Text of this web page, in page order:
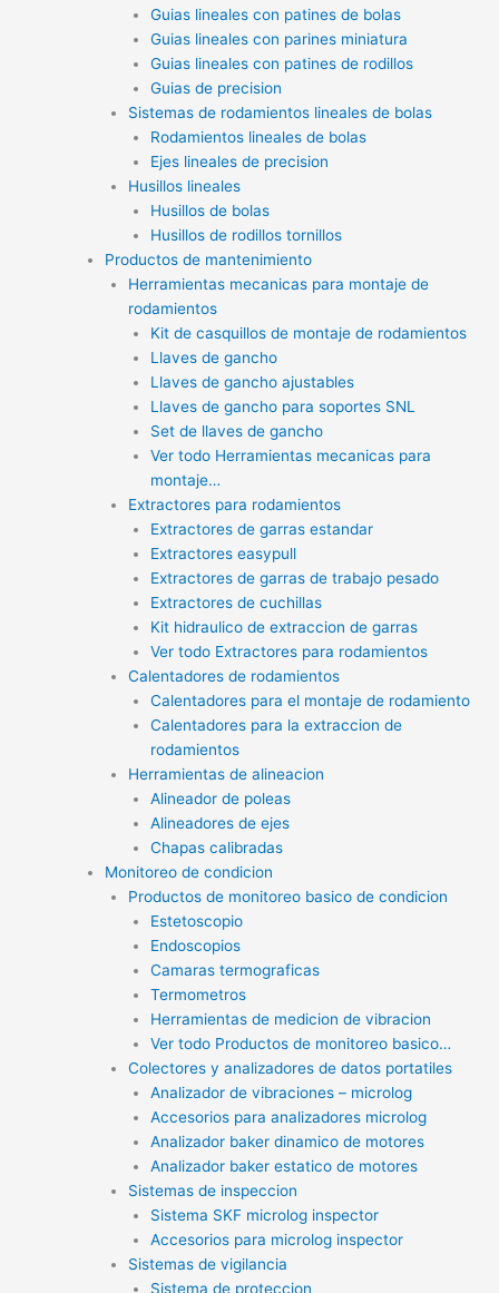
Guias lineales con patines de bolas
Guias lineales con parines miniatura
Guias lineales con patines de rodillos
Guias de precision
Sistemas de rodamientos lineales de bolas
Rodamientos lineales de bolas
Ejes lineales de precision
Husillos lineales
Husillos de bolas
Husillos de rodillos tornillos
Productos de mantenimiento
Herramientas mecanicas para montaje de
rodamientos
Kit de casquillos de montaje de rodamientos
Llaves de gancho
Llaves de gancho ajustables
Llaves de gancho para soportes SNL
Set de llaves de gancho
Ver todo Herramientas mecanicas para
montaje…
Extractores para rodamientos
Extractores de garras estandar
Extractores easypull
Extractores de garras de trabajo pesado
Extractores de cuchillas
Kit hidraulico de extraccion de garras
Ver todo Extractores para rodamientos
Calentadores de rodamientos
Calentadores para el montaje de rodamiento
Calentadores para la extraccion de
rodamientos
Herramientas de alineacion
Alineador de poleas
Alineadores de ejes
Chapas calibradas
Monitoreo de condicion
Productos de monitoreo basico de condicion
Estetoscopio
Endoscopios
Camaras termograficas
Termometros
Herramientas de medicion de vibracion
Ver todo Productos de monitoreo basico…
Colectores y analizadores de datos portatiles
Analizador de vibraciones – microlog
Accesorios para analizadores microlog
Analizador baker dinamico de motores
Analizador baker estatico de motores
Sistemas de inspeccion
Sistema SKF microlog inspector
Accesorios para microlog inspector
Sistemas de vigilancia
Sistema de proteccion